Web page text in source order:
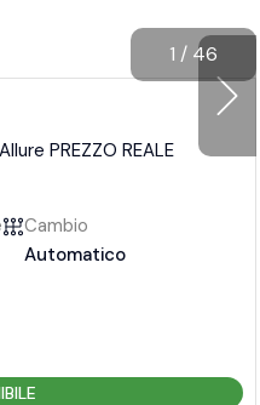
1 / 46
PREZZO REALE
Cambio
Automatico